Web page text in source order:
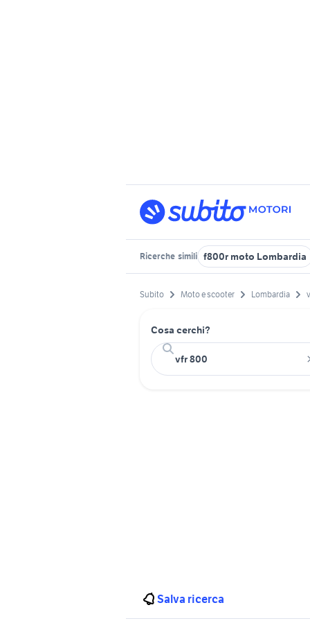
Ricerche simili f800r moto Lombardia
Subito Moto e scooter Lombardia
Cosa cerchi?
Salva ricerca